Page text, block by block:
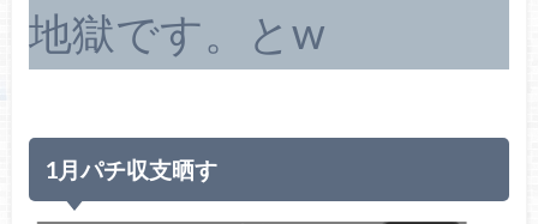
地獄です。とw
1月パチ収支晒す